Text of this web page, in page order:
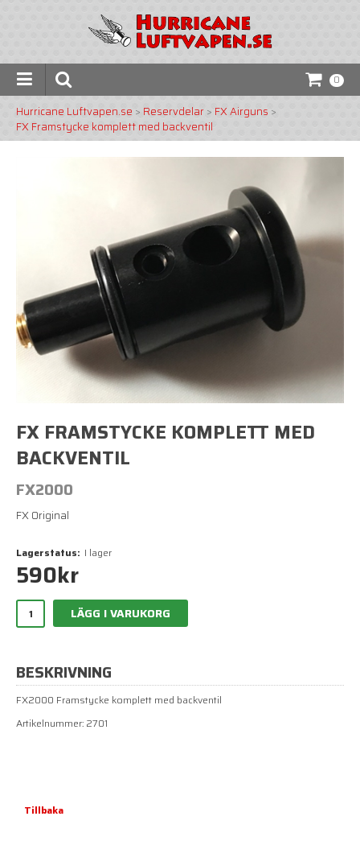
0
Hurricane Luftvapen.se > Reservdelar> FX Airguns >
FX Framstycke komplett med backventil
FX FRAMSTYCKE KOMPLETT MED
BACKVENTIL
FX2000
FX Original
Lagerstatus: I lager
590kr
LÄGG I VARUKORG
BESKRIVNING
FX2000 Framstycke komplett med backventil
Artikelnummer: 2701
Tillbaka